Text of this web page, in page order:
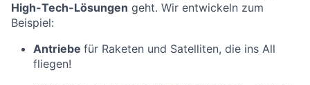
High-Tech-Lösungen geht. Wir entwickeln zum
Beispiel:
Antriebe für Raketen und Satelliten, die ins All
fliegen!